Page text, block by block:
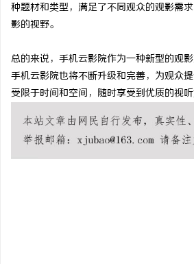
种题材和类型，满足了不同观众的观影需
影的视野。
总的来说，手机云影院作为一种新型的观
手机云影院也将不断升级和完善，为观众
受限于时间和空间，随时享受到优质的视听
造业的“工艺护城河”：商业秘密律师如何
住车间里的“Know-how”